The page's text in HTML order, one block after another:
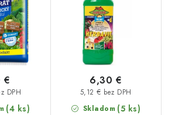
(4 ks)
DPH
€
Skladom (5 ks)
5,12 € bez DPH
6,30 €